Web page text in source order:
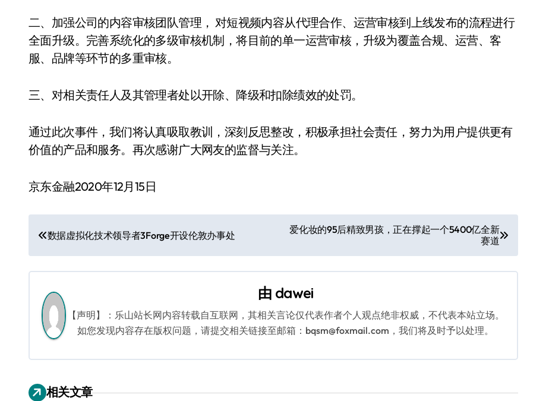
二、加强公司的内容审核团队管理， 对短视频内容从代理合作、运营审核到上线发布的流程进行
全面升级。完善系统化的多级审核机制，将目前的单一运营审核，升级为覆盖合规、运营、客
服、品牌等环节的多重审核。
三、对相关责任人及其管理者处以开除、降级和扣除绩效的处罚。
通过此次事件，我们将认真吸取教训，深刻反思整改，积极承担社会责任，努力为用户提供更有
价值的产品和服务。再次感谢广大网友的监督与关注。
京东金融2020年12月15日
文
章
导
航
数据虚拟化技术领导者3Forge开设伦敦办事处
爱化妆的95后精致男孩，正在撑起一个5400亿全新
赛道
由 dawei
【声明】：乐山站长网内容转载自互联网，其相关言论仅代表作者个人观点绝非权威，不代表本站立场。
如您发现内容存在版权问题，请提交相关链接至邮箱：bqsm@foxmail.com，我们将及时予以处理。
相关文章